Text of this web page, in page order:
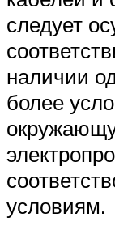
следует
наличии
более
условиям.